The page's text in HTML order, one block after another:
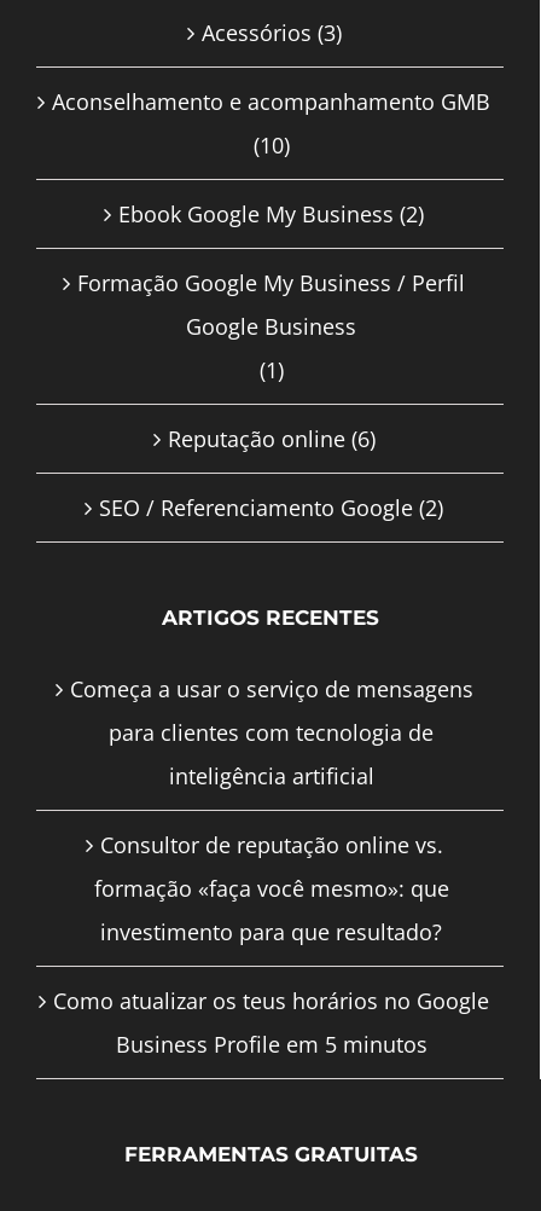
Acessórios (3)
Aconselhamento e acompanhamento GMB
(10)
Ebook Google My Business (2)
Formação Google My Business / Perfil
Google Business
(1)
Reputação online (6)
SEO / Referenciamento Google (2)
ARTIGOS RECENTES
Começa a usar o serviço de mensagens
para clientes com tecnologia de
inteligência artificial
Consultor de reputação online vs.
formação «faça você mesmo»: que
investimento para que resultado?
Como atualizar os teus horários no Google
Business Profile em 5 minutos
FERRAMENTAS GRATUITAS